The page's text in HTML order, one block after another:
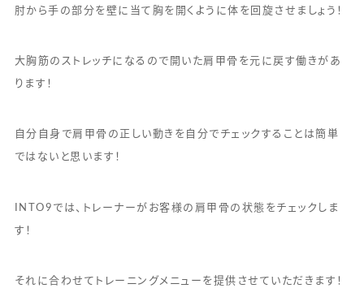
肘から手の部分を壁に当て胸を開くように体を回旋させましょう！
大胸筋のストレッチになるので開いた肩甲骨を元に戻す働きがあ
ります！
自分自身で肩甲骨の正しい動きを自分でチェックすることは簡単
ではないと思います！
INTO9では、トレーナーがお客様の肩甲骨の状態をチェックしま
す！
それに合わせてトレーニングメニューを提供させていただきます！